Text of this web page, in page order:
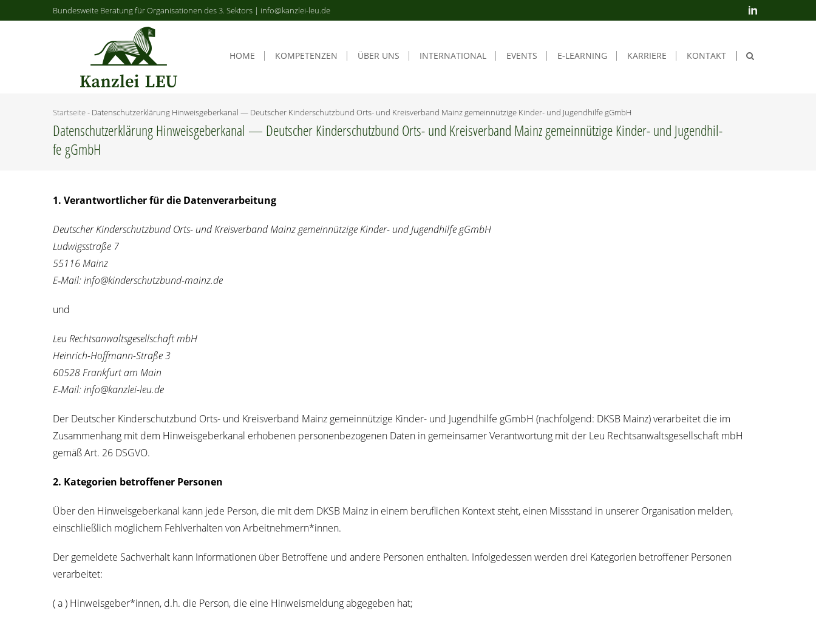
Bundesweite Beratung für Organisationen des 3. Sektors | info@kanzlei-leu.de
HOME KOM­PE­TEN­ZEN ÜBER UNS INTER­NA­TIO­NAL EVENTS E‑LEARNING KAR­RIE­RE KON­TAKT
Startseite- Daten­schutz­er­klä­rung Hin­weis­ge­ber­ka­nal — Deut­scher Kin­der­schutz­bund Orts- und Kreis­ver­band Mainz gemein­nüt­zi­ge Kin­der- und Jugend­hil­fe gGmbH
Daten­schutz­er­klä­rung Hin­weis­ge­ber­ka­nal — Deut­scher Kin­der­schutz­bund Orts- und Kreis­ver­band Mainz gemein­nüt­zi­ge Kin­der- und Jugend­hil­
fe gGmbH
1. Ver­ant­wort­li­cher für die Daten­ver­ar­bei­tung
Deut­scher Kin­der­schutz­bund Orts- und Kreis­ver­band Mainz gemein­nüt­zi­ge Kin­der- und Jugend­hil­fe gGmbH
Lud­wigs­stra­ße 7
55116 Mainz
E‑Mail: info@kinderschutzbund-mainz.de
und
Leu Rechts­an­walts­ge­sell­schaft mbH
Hein­rich-Hoff­mann-Stra­ße 3
60528 Frank­furt am Main
E‑Mail: info@kanzlei-leu.de
Der Deut­scher Kin­der­schutz­bund Orts- und Kreis­ver­band Mainz gemein­nüt­zi­ge Kin­der- und Jugend­hil­fe gGmbH (nach­fol­gend: DKSB Mainz) ver­ar­bei­tet die im
Zusam­men­hang mit dem Hin­weis­ge­ber­ka­nal erho­be­nen per­so­nen­be­zo­ge­nen Daten in gemein­sa­mer Ver­ant­wor­tung mit der Leu Rechts­an­walts­ge­sell­schaft mbH
gemäß Art. 26 DSGVO.
2. Kate­go­rien betrof­fe­ner Per­so­nen
Über den Hin­weis­ge­ber­ka­nal kann jede Per­son, die mit dem DKSB Mainz in einem beruf­li­chen Kon­text steht, einen Miss­stand in unse­rer Orga­ni­sa­ti­on mel­den,
ein­schließ­lich mög­li­chem Fehl­ver­hal­ten von Arbeitnehmern*innen.
Der gemel­de­te Sach­ver­halt kann Infor­ma­tio­nen über Betrof­fe­ne und ande­re Per­so­nen ent­hal­ten. Infol­ge­des­sen wer­den drei Kate­go­rien betrof­fe­ner Per­so­nen
verarbeitet:
( a ) Hinweisgeber*innen, d.h. die Per­son, die eine Hin­weis­mel­dung abge­ge­ben hat;